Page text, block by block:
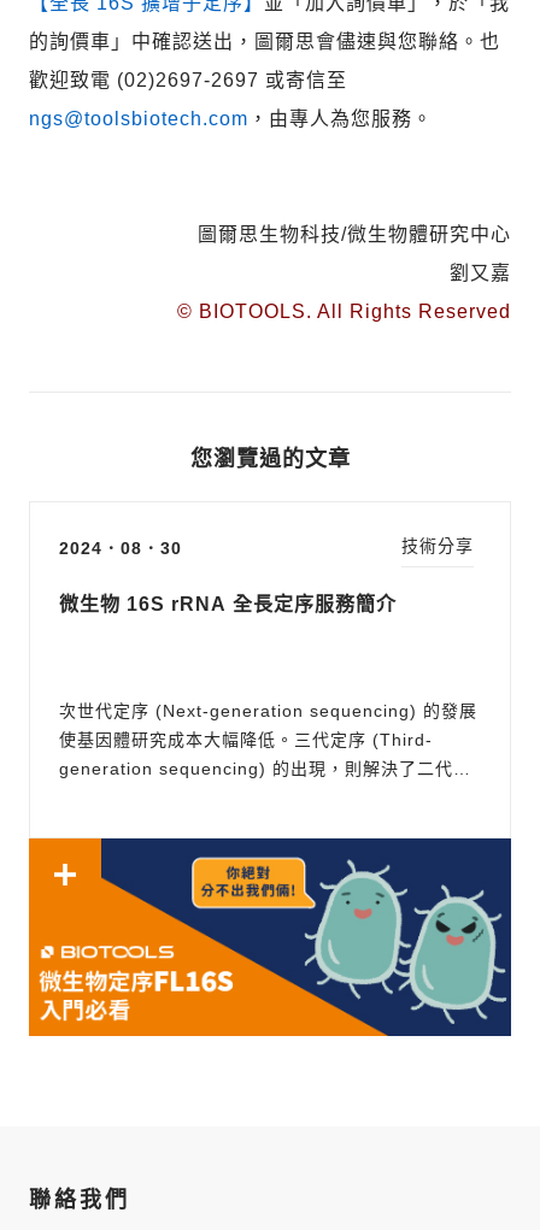
的詢價車」中確認送出，圖爾思會儘速與您聯絡。也
歡迎致電 (02)2697-2697 或寄信至
ngs@toolsbiotech.com ，由專人為您服務。
圖爾思生物科技/微生物體研究中心
劉又嘉
© BIOTOOLS. All Rights Reserved
您瀏覽過的文章
2024．08．30
微生物 16S rRNA 全長定序服務簡介
次世代定序 (Next-generation sequencing) 的發展
使基因體研究成本大幅降低。三代定序 (Third-
generation sequencing) 的出現，則解決了二代定
rRNA 全長定序，為學術單位、醫院和生技公司內的
微生物研究者，提供一個強而...
技術分享
聯絡我們